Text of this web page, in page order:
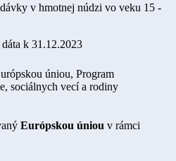
v hmotnej núdzi vo veku 15 -
k 31.12.2023
Európskou úniou v rámci